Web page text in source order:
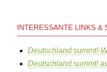
INTERESSANTE LINKS &
Deutschland summt!-
Deutschland summt!